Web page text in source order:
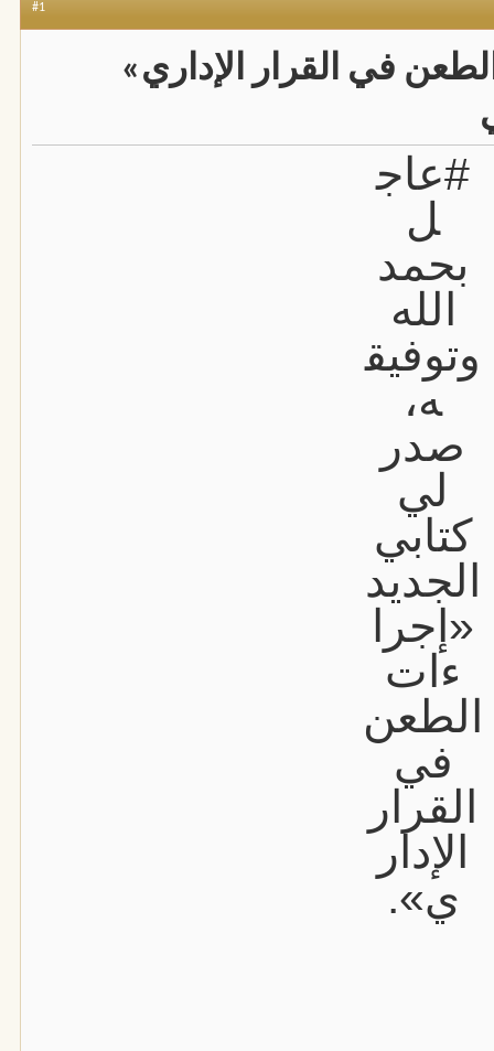
#1
في القرار الإداري»
#عاج
ل
بحمد
الله
وتوفيق
ه،
صدر
لي
كتابي
الجديد
«إجرا
ءات
الطعن
في
القرار
الإدار
ي».